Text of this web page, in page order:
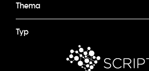
Thema
Typ